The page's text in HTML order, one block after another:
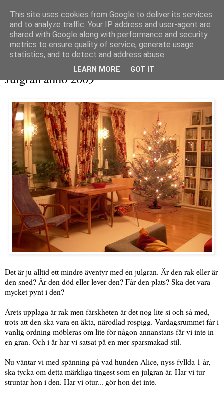
Julgran anno 2009
Det är ju alltid ett mindre äventyr med en julgran. Är den rak eller är
den sned? Är den död eller lever den? Får den plats? Ska det vara
mycket pynt i den?
Årets upplaga är rak men färskheten är det nog lite si och så med,
trots att den ska vara en äkta, närodlad rospigg. Vardagsrummet får i
vanlig ordning möbleras om lite för någon annanstans får vi inte in
en gran. Och i år har vi satsat på en mer sparsmakad stil.
Nu väntar vi med spänning på vad hunden Alice, nyss fyllda 1 år,
ska tycka om detta märkliga tingest som en julgran är. Har vi tur
struntar hon i den. Har vi otur... gör hon det inte.
This site uses cookies from Google to deliver its services
and to analyze traffic. Your IP address and user-agent are
shared with Google along with performance and security
metrics to ensure quality of service, generate usage
statistics, and to detect and address abuse.
LEARN MORE GOT IT